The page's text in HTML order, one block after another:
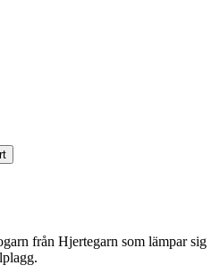
från Hjertegarn som lämpar sig